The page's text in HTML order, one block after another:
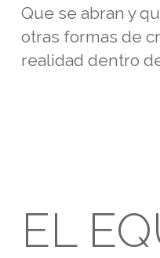
Que se abran y
otras formas de
realidad dentro
EL